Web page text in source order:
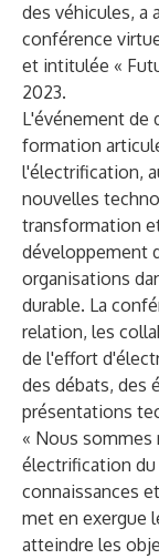
des véhicules, a
conférence
et intitulée «
2023.
L'événement de
formation
l'électrification,
nouvelles
transformation
développement
organisations
durable. La
relation, les
de l'effort
des débats, des
présentations
« Nous sommes
électrification du
connaissances
met en exergue
atteindre les